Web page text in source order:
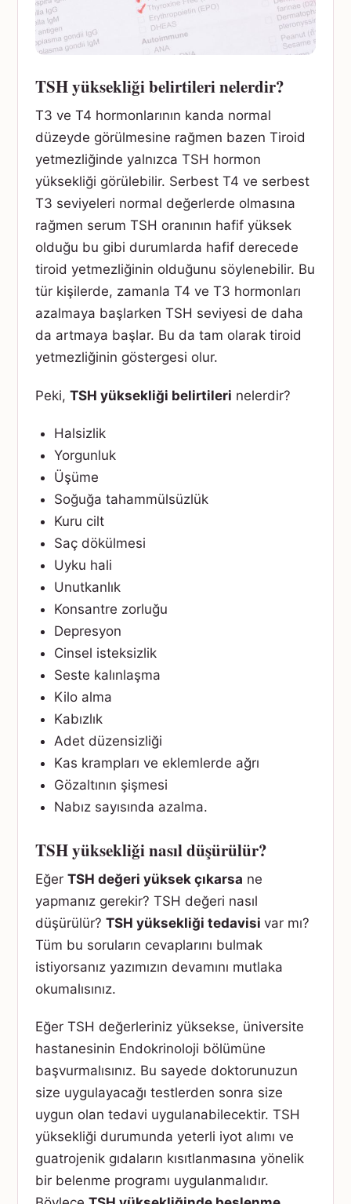
TSH yüksekliği belirtileri nelerdir?
T3 ve T4 hormonlarının kanda normal
düzeyde görülmesine rağmen bazen Tiroid
yetmezliğinde yalnızca TSH hormon
yüksekliği görülebilir. Serbest T4 ve serbest
T3 seviyeleri normal değerlerde olmasına
rağmen serum TSH oranının hafif yüksek
olduğu bu gibi durumlarda hafif derecede
tiroid yetmezliğinin olduğunu söylenebilir. Bu
tür kişilerde, zamanla T4 ve T3 hormonları
azalmaya başlarken TSH seviyesi de daha
da artmaya başlar. Bu da tam olarak tiroid
yetmezliğinin göstergesi olur.
Peki, TSH yüksekliği belirtileri nelerdir?
Halsizlik
Yorgunluk
Üşüme
Soğuğa tahammülsüzlük
Kuru cilt
Saç dökülmesi
Uyku hali
Unutkanlık
Konsantre zorluğu
Depresyon
Cinsel isteksizlik
Seste kalınlaşma
Kilo alma
Kabızlık
Adet düzensizliği
Kas krampları ve eklemlerde ağrı
Gözaltının şişmesi
Nabız sayısında azalma.
TSH yüksekliği nasıl düşürülür?
Eğer TSH değeri yüksek çıkarsa ne
yapmanız gerekir? TSH değeri nasıl
düşürülür? TSH yüksekliği tedavisi var mı?
Tüm bu soruların cevaplarını bulmak
istiyorsanız yazımızın devamını mutlaka
okumalısınız.
Eğer TSH değerleriniz yüksekse, üniversite
hastanesinin Endokrinoloji bölümüne
başvurmalısınız. Bu sayede doktorunuzun
size uygulayacağı testlerden sonra size
uygun olan tedavi uygulanabilecektir. TSH
yüksekliği durumunda yeterli iyot alımı ve
guatrojenik gıdaların kısıtlanmasına yönelik
bir belenme programı uygulanmalıdır.